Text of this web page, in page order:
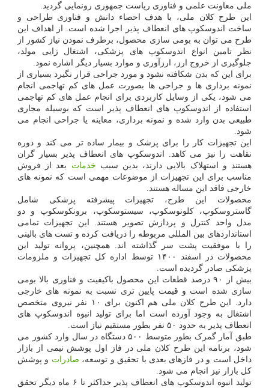
ملی معاونت علمی و فناوری ریاست جمهوری رونمایی گردید.
این طرح کلان ملی، با هدف احصاء دانش و فناوری طراحی و
ساخت اندوسکوپ های انعطاف پذیر اجرا شده است. از اهداف این
طرح می توان به بومی سازی محصول، برطرف نمودن نیاز کشور از
نظر تامین انواع اندوسکوپ های پزشکی، اشتغال زایی مولد،
جلوگیری از خروج ارز، ارزآوری و موارد بسیار دیگر اشاره نمود.
برای این که بدن شکافته نشود و مورد جراحی قرار نگیرد بسیاری از
نمونه برداری ها و جراحی ها بصورت عمل های کم تهاجمی انجام
می شود، یکی از وسایل کاربردی برای انجام عمل های کم تهاجمی
استفاده از اندوسکوپ های انعطاف پذیر است که بوسیله مجاری
طبیعی بدن وارد شده و نمونه برداری، معاینه یا جراحی انجام می
شود.
این تجهیزات کار را برای پزشک و بیمار ساده تر می کند و دوره
نقاهت را نیز می کاهد. اندوسکوپ های انعطاف پذیر بسیار گران
هستند و استهلاک بالایی دارند، بدین سبب خدمات بعد از فروش
مناسب برای این تجهیزات از موضوعات مهمی است که نمونه های
خارجی فاقد این مساله هستند.
محصولات این طرح، تجهیزات پیشرفته پزشکی شامل
گاستروسکوپ، کلونوسکوپ، سیستوسکوپ، برونکوسکوپ و دو
مدل واحد کنترل و پردازش تصویر هستند. این تجهیزات تمامی
استانداردهای بین المللی مربوطه را دریافت کرده و تست های بالینی
را با موفقیت پشت سر گذاشته اند. همچنین، پروانه تولید این
محصولات در اسفند ۱۴۰۰ توسط اداره کل تجهیزات و ملزومات
پزشکی صادر گردیده است.
بیش از ۹۰ درصد قطعات این محصول باکیفیت و فناوری بالا بومی
سازی شده است و قیمت پایین تری نسبت به نمونه های خارجی
دارد. این طرح کلان ملی هم اکنون برای ۱۰ نفر نیروی متخصص
اشتغال به وجود آورده است اما برای تولید انبوه اندوسکوپ های
انعطاف پذیر به حدود ۵۰ نفر بطور مستقیم نیاز است.
طبق آمار گمرک بطور متوسط ۵۰۰ دستگاه در سال وارد کشور می
شود، برنامه این طرح کلان ملی در فاز اول پوشش نیمی از بازار
داخل است و در فازهای بعدی با تحقیق و توسعه، صادرات و پوشش
کل بازار نیز انجام می شود.
تولید انبوه اندوسکوپ های انعطاف پذیر حداکثر تا ۶ ماه دیگر تحقق